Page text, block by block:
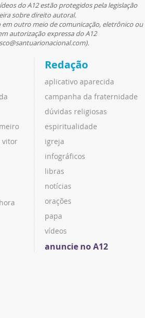
do A12 estão protegidos pela legislação
sobre direito autoral.
outro meio de comunicação, eletrônico ou
autorização expressa do A12
vitor
Redação
aplicativo aparecida
campanha da fraternidade
dúvidas religiosas
espiritualidade
igreja
infográficos
libras
notícias
orações
papa
vídeos
anuncie no A12